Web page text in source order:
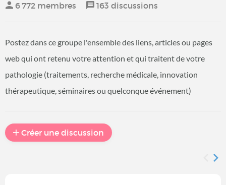
6 772 membres 163 discussions
Postez dans ce groupe l'ensemble des liens, articles ou pages
web qui ont retenu votre attention et qui traitent de votre
pathologie (traitements, recherche médicale, innovation
thérapeutique, séminaires ou quelconque événement)
Créer une discussion